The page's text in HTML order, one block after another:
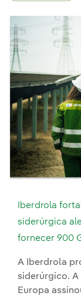
Iberdrola
siderúrgica
fornecer 900
A Iberdrola
siderúrgico.
Europa